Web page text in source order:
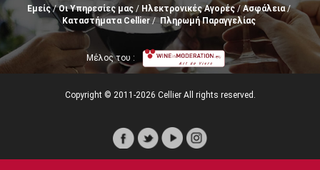
Εμείς Οι Υπηρεσίες μας Ηλεκτρονικές Αγορές
Ασφάλεια
Καταστήματα Cellier
Πληρωμή Παραγγελίας
Μέλος του :
Copyright © 2011-2026 Cellier All rights reserved.